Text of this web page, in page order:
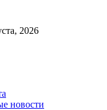
2026
новости